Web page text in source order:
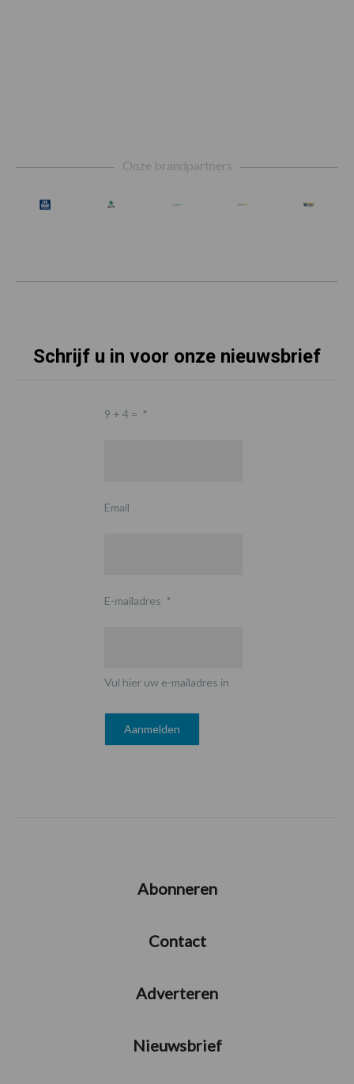
Onze brandpartners
Schrijf u in voor onze nieuwsbrief
9 + 4 = *
Email
E-mailadres *
Vul hier uw e-mailadres in
Abonneren
Contact
Adverteren
Nieuwsbrief